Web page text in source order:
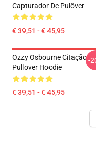
Capturador De Pulôver
€ 39,51 - € 45,95
Ozzy Osbourne Citação
Pullover Hoodie
€ 39,51 - € 45,95
-